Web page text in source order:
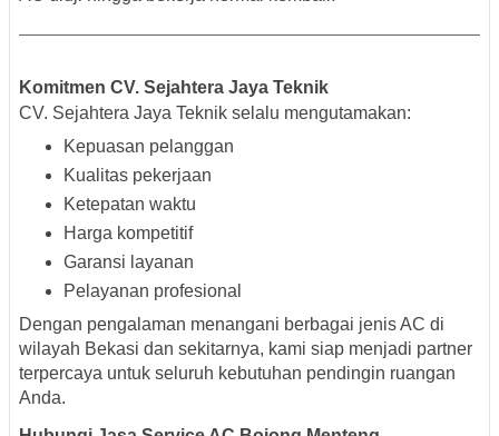
Komitmen CV. Sejahtera Jaya Teknik
CV. Sejahtera Jaya Teknik selalu mengutamakan:
Kepuasan pelanggan
Kualitas pekerjaan
Ketepatan waktu
Harga kompetitif
Garansi layanan
Pelayanan profesional
Dengan pengalaman menangani berbagai jenis AC di
wilayah Bekasi dan sekitarnya, kami siap menjadi partner
terpercaya untuk seluruh kebutuhan pendingin ruangan
Anda.